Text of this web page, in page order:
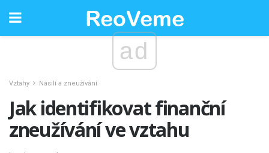
ad
Vztahy Násilí a zneužívání
Jak identifikovat finanční
zneužívání ve vztahu